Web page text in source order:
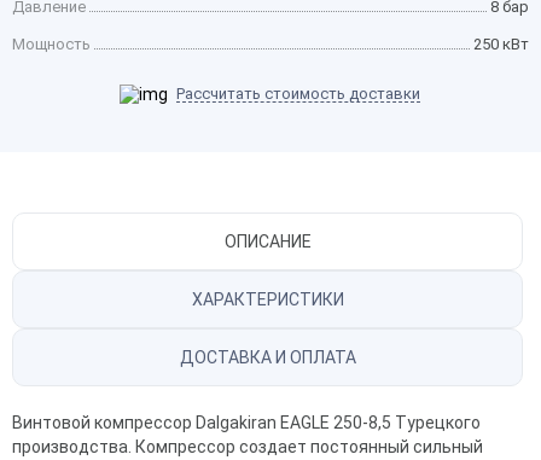
Давление 8 бар
Мощность 250 кВт
Рассчитать стоимость доставки
ОПИСАНИЕ
ХАРАКТЕРИСТИКИ
ДОСТАВКА И ОПЛАТА
Винтовой компрессор Dalgakiran EAGLE 250-8,5 Турецкого
производства. Компрессор создает постоянный сильный